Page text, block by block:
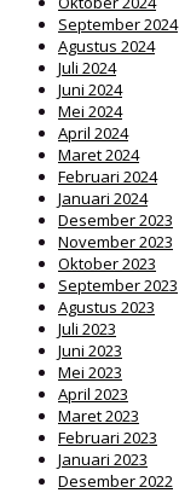
September 2024
Agustus 2024
Juli 2024
Juni 2024
Mei 2024
April 2024
Maret 2024
Februari 2024
Januari 2024
Desember 2023
November 2023
Oktober 2023
September 2023
Agustus 2023
Juli 2023
Juni 2023
Mei 2023
April 2023
Maret 2023
Februari 2023
Januari 2023
Desember 2022